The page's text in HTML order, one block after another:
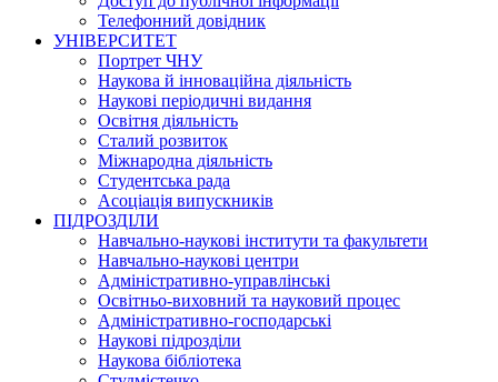
Телефонний довідник
УНІВЕРСИТЕТ
Портрет ЧНУ
Наукова й інноваційна діяльність
Наукові періодичні видання
Освітня діяльність
Сталий розвиток
Міжнародна діяльність
Студентська рада
Асоціація випускників
ПІДРОЗДІЛИ
Навчально-наукові інститути та факультети
Навчально-наукові центри
Адміністративно-управлінські
Освітньо-виховний та науковий процес
Адміністративно-господарські
Наукові підрозділи
Наукова бібліотека